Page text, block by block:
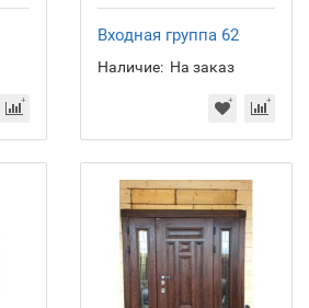
Входная группа 62
Наличие: На заказ